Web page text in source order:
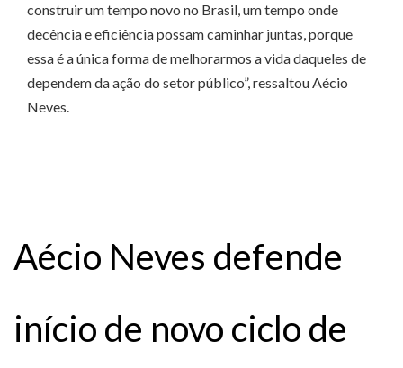
construir um tempo novo no Brasil, um tempo onde
decência e eficiência possam caminhar juntas, porque
essa é a única forma de melhorarmos a vida daqueles de
dependem da ação do setor público”, ressaltou Aécio
Neves.
Aécio Neves defende
início de novo ciclo de